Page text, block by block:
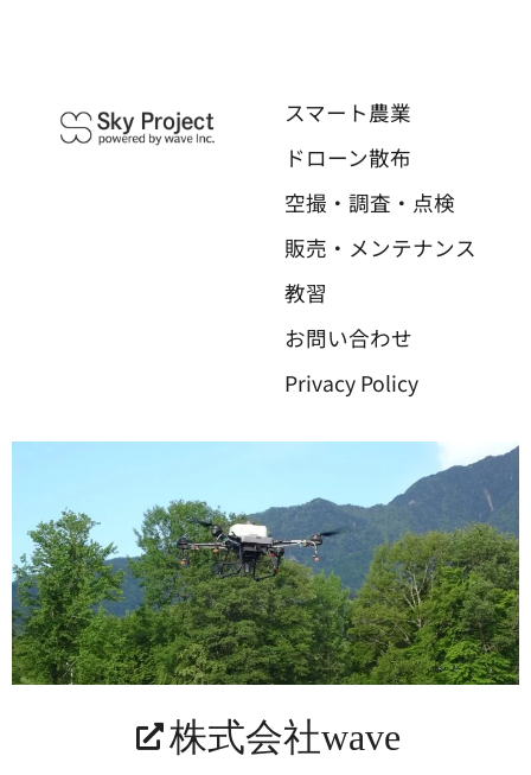
スマート農業
ドローン散布
空撮・調査・点検
販売・メンテナンス
教習
お問い合わせ
Privacy Policy
株式会社wave